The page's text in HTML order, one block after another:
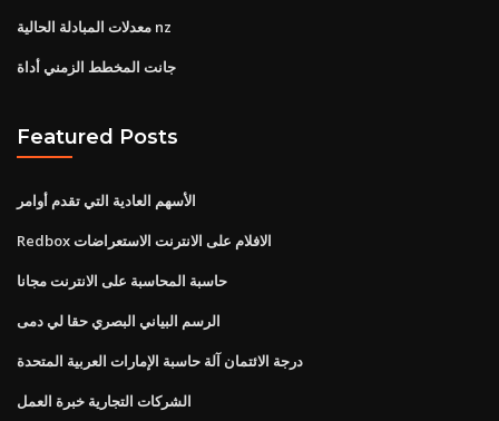
معدلات المبادلة الحالية nz
جانت المخطط الزمني أداة
Featured Posts
الأسهم العادية التي تقدم أوامر
Redbox الافلام على الانترنت الاستعراضات
حاسبة المحاسبة على الانترنت مجانا
الرسم البياني البصري حقا لي دمى
درجة الائتمان آلة حاسبة الإمارات العربية المتحدة
الشركات التجارية خبرة العمل